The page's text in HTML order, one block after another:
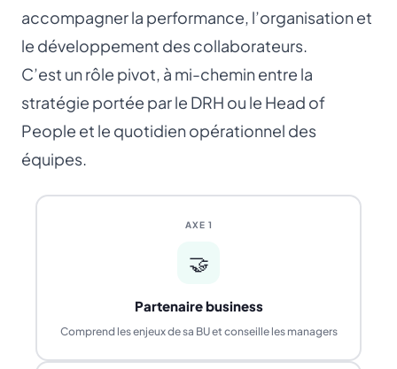
accompagner la performance, l’organisation et
le développement des collaborateurs.
C’est un rôle pivot, à mi-chemin entre la
stratégie portée par le DRH ou le Head of
People et le quotidien opérationnel des
équipes.
AXE 1
🤝
Partenaire business
Comprend les enjeux de sa BU et conseille les managers